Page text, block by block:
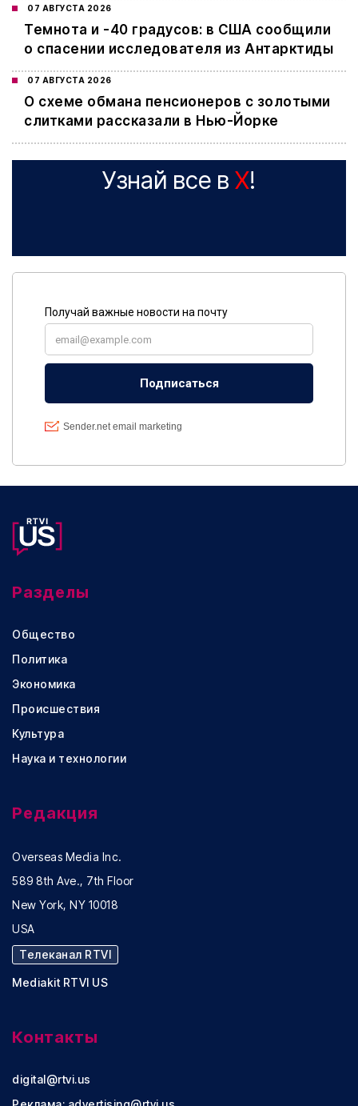
07 АВГУСТА 2026
Темнота и -40 градусов: в США сообщили
о спасении исследователя из Антарктиды
07 АВГУСТА 2026
О схеме обмана пенсионеров с золотыми
слитками рассказали в Нью-Йорке
Узнай все в X!
Разделы
Общество
Политика
Экономика
Происшествия
Культура
Наука и технологии
Редакция
Overseas Media Inc.
589 8th Ave., 7th Floor
New York, NY 10018
USA
Телеканал RTVI
Mediakit RTVI US
Контакты
digital@rtvi.us